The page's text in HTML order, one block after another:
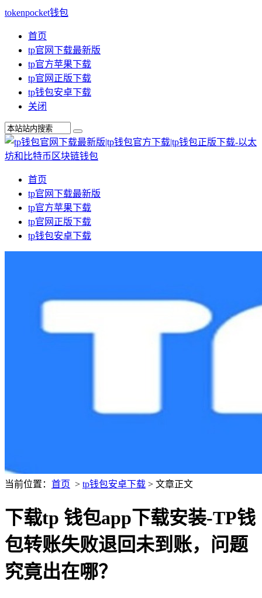
tokenpocket钱包
首页
tp官网下载最新版
tp官方苹果下载
tp官网正版下载
tp钱包安卓下载
关闭
首页
tp官网下载最新版
tp官方苹果下载
tp官网正版下载
tp钱包安卓下载
当前位置： 首页 > tp钱包安卓下载 > 文章正文
下载tp 钱包app下载安装-TP钱
包转账失败退回未到账，问题
究竟出在哪？